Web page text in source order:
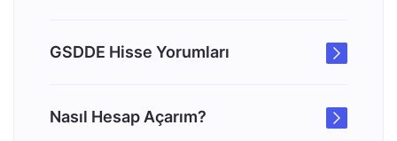
GSDDE Hisse Yorumları
Nasıl Hesap Açarım?